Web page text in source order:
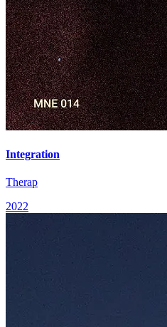
Integration
Therap
2022